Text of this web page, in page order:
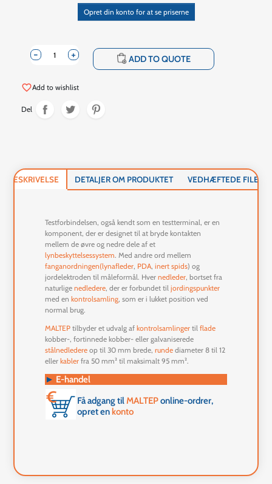
Opret din konto for at se priserne
+
- shopping_cart ADD TO QUOTE
favorite_borderAdd to wishlist
Del
BESKRIVELSE DETALJER OM PRODUKTET VEDHÆFTEDE FILER
Testforbindelsen, også kendt som en testterminal, er en
komponent, der er designet til at bryde kontakten
mellem de øvre og nedre dele af et
lynbeskyttelsessystem. Med andre ord mellem
fanganordningen(lynafleder, PDA, inert spids) og
jordelektroden til måleformål. Hvernedleder, bortset fra
naturligenedledere, der er forbundet tiljordingspunkter
med enkontrolsamling, som er i lukket position ved
normal brug.
MALTEP tilbyder et udvalg afkontrolsamlinger tilflade
kobber-, fortinnede kobber- eller galvaniserede
stålnedledere op til 30 mm brede,runde diameter 8 til 12
ellerkabler fra 50 mm² til maksimalt 95 mm².
► E-handel
Få adgang tilMALTEPonline-ordrer,
opret en konto